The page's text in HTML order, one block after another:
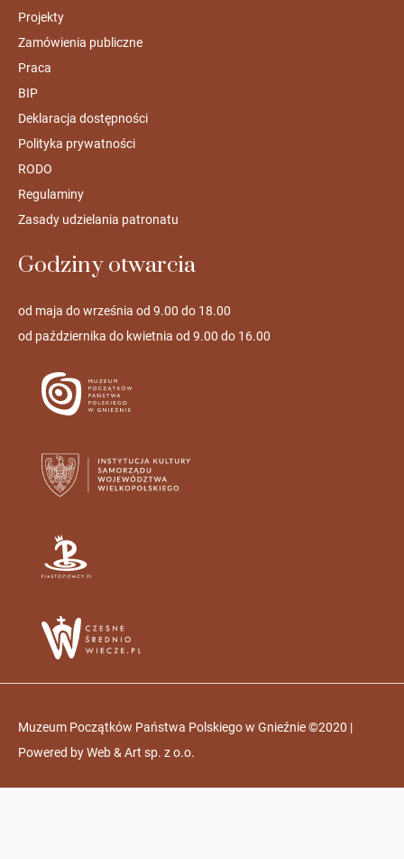
Projekty
Zamówienia publiczne
Praca
BIP
Deklaracja dostępności
Polityka prywatności
RODO
Regulaminy
Zasady udzielania patronatu
Godziny otwarcia
od maja do września od 9.00 do 18.00
od października do kwietnia od 9.00 do 16.00
Muzeum Początków Państwa Polskiego w Gnieźnie ©2020 |
Powered byWeb & Art sp. z o.o.